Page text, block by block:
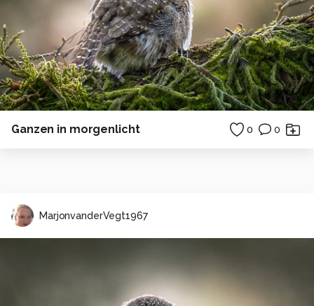
Ganzen in morgenlicht 0 0
MarjonvanderVegt1967